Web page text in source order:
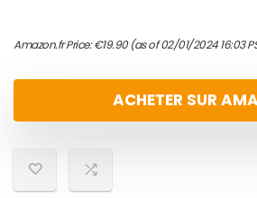
Amazon.fr Price:€19.90(as of 02/01/2024 16:03
ACHETER SUR